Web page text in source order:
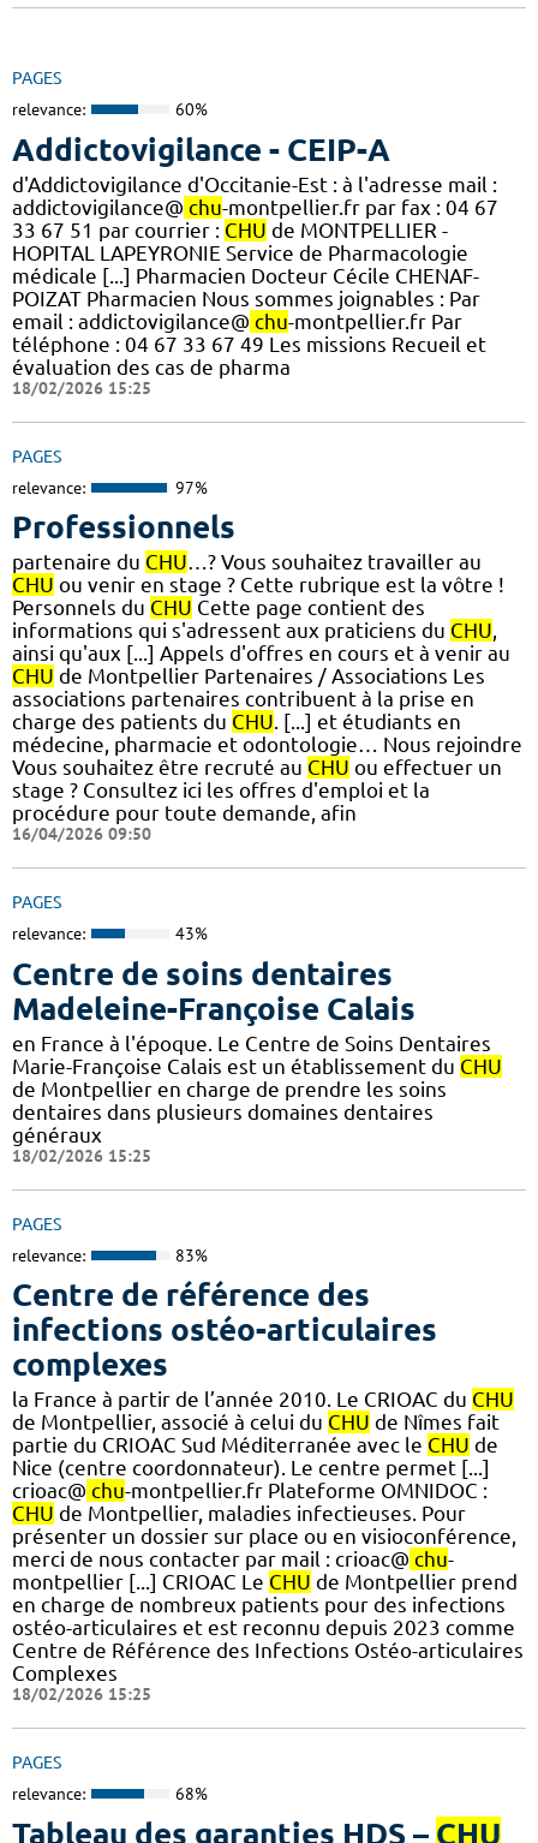
PAGES
relevance: 60%
Addictovigilance - CEIP-A
d'Addictovigilance d'Occitanie-Est : à l'adresse mail :
addictovigilance@ chu-montpellier.fr par fax : 04 67
33 67 51 par courrier : CHU de MONTPELLIER -
HOPITAL LAPEYRONIE Service de Pharmacologie
médicale [...] Pharmacien Docteur Cécile CHENAF-
POIZAT Pharmacien Nous sommes joignables : Par
email : addictovigilance@ chu-montpellier.fr Par
téléphone : 04 67 33 67 49 Les missions Recueil et
évaluation des cas de pharma
18/02/2026 15:25
PAGES
relevance: 97%
Professionnels
partenaire du CHU…? Vous souhaitez travailler au
CHU ou venir en stage ? Cette rubrique est la vôtre !
Personnels du CHU Cette page contient des
informations qui s'adressent aux praticiens du CHU,
ainsi qu'aux [...] Appels d'offres en cours et à venir au
CHU de Montpellier Partenaires / Associations Les
associations partenaires contribuent à la prise en
charge des patients du CHU. [...] et étudiants en
médecine, pharmacie et odontologie… Nous rejoindre
Vous souhaitez être recruté au CHU ou effectuer un
stage ? Consultez ici les offres d'emploi et la
procédure pour toute demande, afin
16/04/2026 09:50
PAGES
relevance: 43%
Centre de soins dentaires
Madeleine-Françoise Calais
en France à l'époque. Le Centre de Soins Dentaires
Marie-Françoise Calais est un établissement du CHU
de Montpellier en charge de prendre les soins
dentaires dans plusieurs domaines dentaires
généraux
18/02/2026 15:25
PAGES
relevance: 83%
Centre de référence des
infections ostéo-articulaires
complexes
la France à partir de l’année 2010. Le CRIOAC du CHU
de Montpellier, associé à celui du CHU de Nîmes fait
partie du CRIOAC Sud Méditerranée avec le CHU de
Nice (centre coordonnateur). Le centre permet [...]
crioac@ chu-montpellier.fr Plateforme OMNIDOC :
CHU de Montpellier, maladies infectieuses. Pour
présenter un dossier sur place ou en visioconférence,
merci de nous contacter par mail : crioac@ chu-
montpellier [...] CRIOAC Le CHU de Montpellier prend
en charge de nombreux patients pour des infections
ostéo-articulaires et est reconnu depuis 2023 comme
Centre de Référence des Infections Ostéo-articulaires
Complexes
18/02/2026 15:25
PAGES
relevance: 68%
Tableau des garanties HDS – CHU